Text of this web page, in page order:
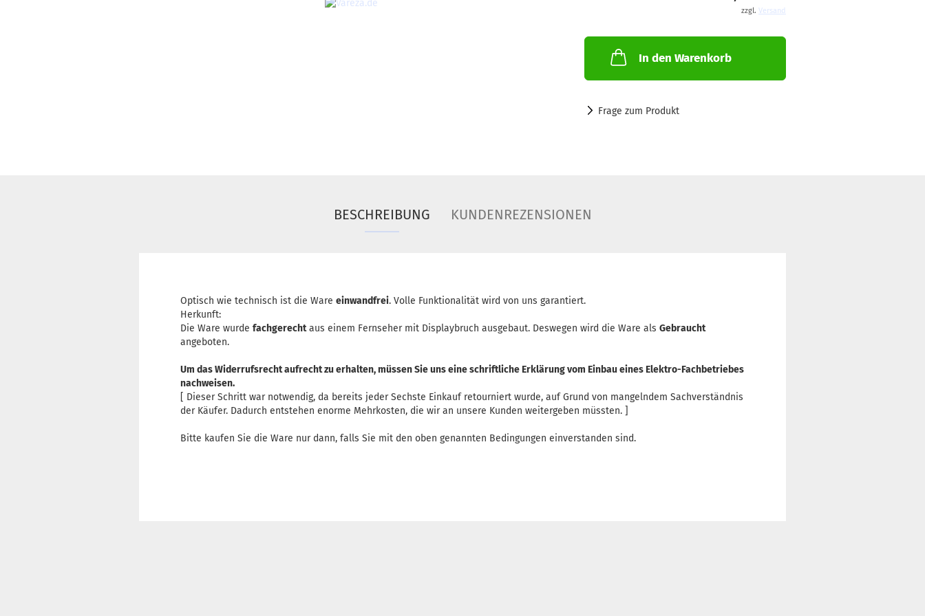
zzgl. Versand
In den Warenkorb
Frage zum Produkt
BESCHREIBUNG KUNDENREZENSIONEN
Optisch wie technisch ist die Ware einwandfrei. Volle Funktionalität wird von uns garantiert.
Herkunft:
Die Ware wurde fachgerechtaus einem Fernseher mit Displaybruch ausgebaut. Deswegen wird die Ware als Gebraucht
angeboten.
Um das Widerrufsrecht aufrecht zu erhalten, müssen Sie uns eine schriftliche Erklärung vom Einbau eines Elektro-Fachbetriebes
nachweisen.
[ Dieser Schritt war notwendig, da bereits jeder Sechste Einkauf retourniert wurde, auf Grund von mangelndem Sachverständnis
der Käufer. Dadurch entstehen enorme Mehrkosten, die wir an unsere Kunden weitergeben müssten. ]
Bitte kaufen Sie die Ware nur dann, falls Sie mit den oben genannten Bedingungen einverstanden sind.